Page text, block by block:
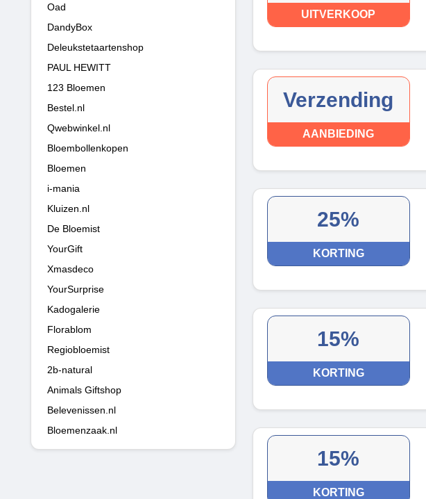
Oad
DandyBox
Deleukstetaartenshop
PAUL HEWITT
123 Bloemen
Bestel.nl
Qwebwinkel.nl
Bloembollenkopen
Bloemen
i-mania
Kluizen.nl
De Bloemist
YourGift
Xmasdeco
YourSurprise
Kadogalerie
Florablom
Regiobloemist
2b-natural
Animals Giftshop
Belevenissen.nl
Bloemenzaak.nl
UITVERKOOP
Verzending
AANBIEDING
25%
KORTING
15%
KORTING
15%
KORTING